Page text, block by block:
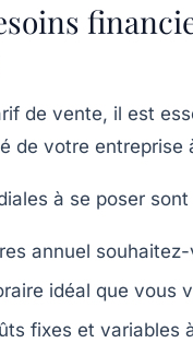
de vente, il est
de votre
à se poser sont
annuel
idéal que
fixes et variables